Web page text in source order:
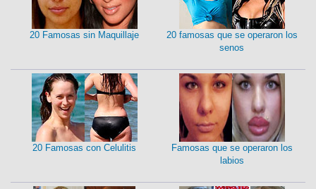
20 Famosas sin Maquillaje
20 famosas que se operaron los
senos
20 Famosas con Celulitis
Famosas que se operaron los
labios